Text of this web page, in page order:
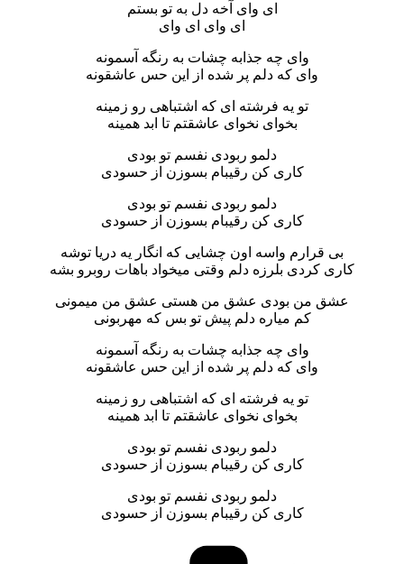
ای وای آخه دل به تو بستم
ای وای ای وای
وای چه جذابه چشات به رنگه آسمونه
وای که دلم پر شده از این حس عاشقونه
تو یه فرشته ای که اشتباهی رو زمینه
بخوای نخوای عاشقتم تا ابد همینه
دلمو ربودی نفسم تو بودی
کاری کن رقیبام بسوزن از حسودی
دلمو ربودی نفسم تو بودی
کاری کن رقیبام بسوزن از حسودی
بی قرارم واسه اون چشایی که انگار یه دریا توشه
کاری کردی بلرزه دلم وقتی میخواد باهات روبرو بشه
عشق من بودی عشق من هستی عشق من میمونی
کم میاره دلم پیش تو بس که مهربونی
وای چه جذابه چشات به رنگه آسمونه
وای که دلم پر شده از این حس عاشقونه
تو یه فرشته ای که اشتباهی رو زمینه
بخوای نخوای عاشقتم تا ابد همینه
دلمو ربودی نفسم تو بودی
کاری کن رقیبام بسوزن از حسودی
دلمو ربودی نفسم تو بودی
کاری کن رقیبام بسوزن از حسودی